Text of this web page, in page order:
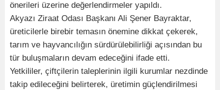
önerileri üzerine değerlendirmeler yapıldı.
Akyazı Ziraat Odası Başkanı Ali Şener Bayraktar,
üreticilerle birebir temasın önemine dikkat çekerek,
tarım ve hayvancılığın sürdürülebilirliği açısından bu
tür buluşmaların devam edeceğini ifade etti.
Yetkililer, çiftçilerin taleplerinin ilgili kurumlar nezdinde
takip edileceğini belirterek, üretimin güçlendirilmesi